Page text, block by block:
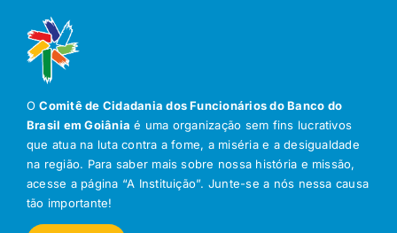
OComitê de Cidadania dos Funcionários do Banco do
Brasil em Goiânia é uma organização sem fins lucrativos
que atua na luta contra a fome, a miséria e a desigualdade
na região. Para saber mais sobre nossa história e missão,
acesse a página “A Instituição”. Junte-se a nós nessa causa
tão importante!